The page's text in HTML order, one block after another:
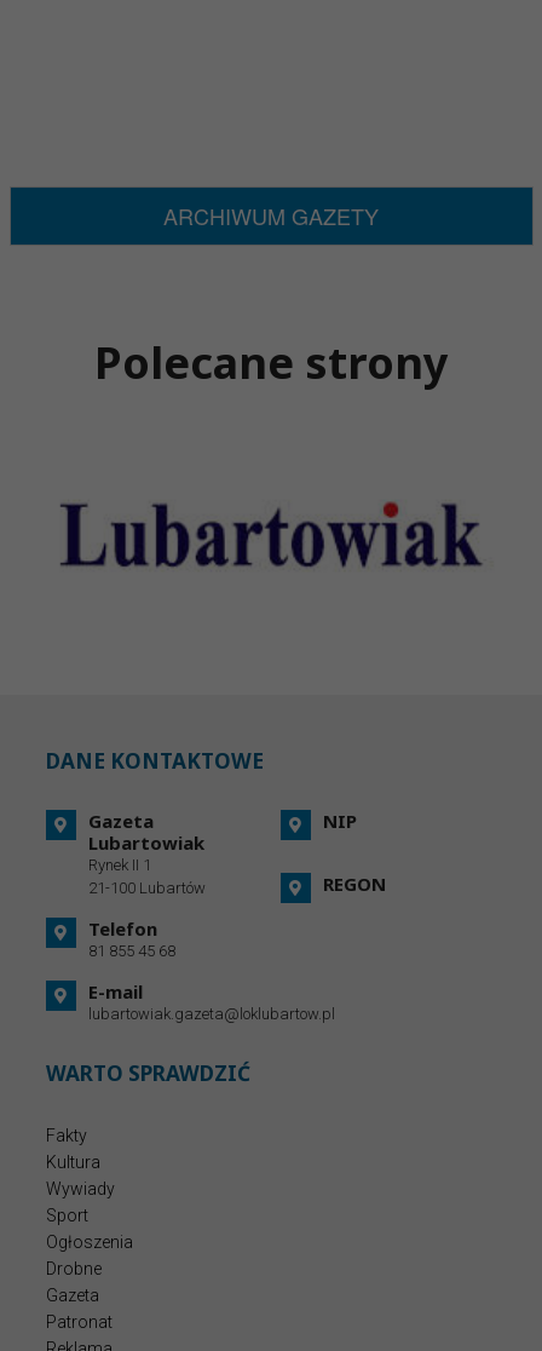
ARCHIWUM GAZETY
Polecane strony
DANE KONTAKTOWE
Gazeta
Lubartowiak
Rynek II 1
21-100 Lubartów
Telefon
81 855 45 68
E-mail
lubartowiak.gazeta@loklubartow.pl
NIP
REGON
WARTO SPRAWDZIĆ
Fakty
Kultura
Wywiady
Sport
Ogłoszenia
Drobne
Gazeta
Patronat